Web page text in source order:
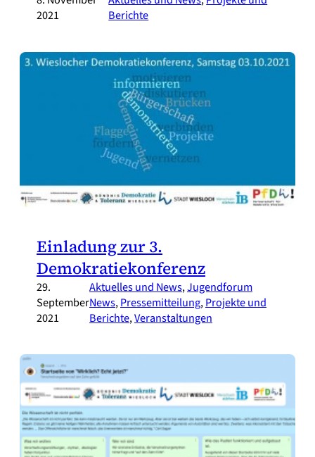
2021
Berichte
Einladung zur 3.
Demokratiekonferenz
29.
September
2021
Aktuelles und News, Jugendforum
News, Pressemitteilung, Projekte und
Berichte, Veranstaltungen